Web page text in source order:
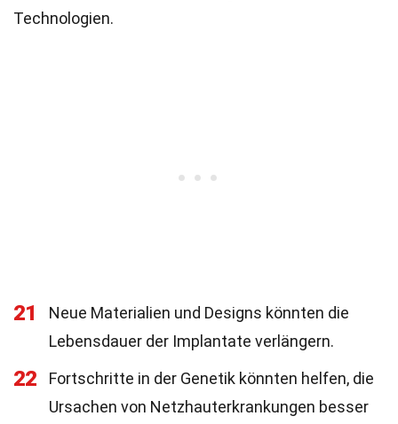
Technologien.
21
Neue Materialien und Designs könnten die
Lebensdauer der Implantate verlängern.
22
Fortschritte in der Genetik könnten helfen, die
Ursachen von Netzhauterkrankungen besser